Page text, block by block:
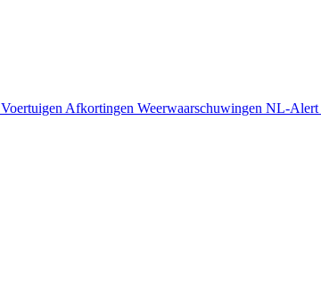
Voertuigen Afkortingen Weerwaarschuwingen NL-Alert